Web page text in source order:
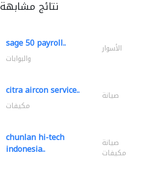
نتائج مشابهة
sage 50 payroll.. الأسوار
والبوابات
citra aircon service.. صيانة
مكيفات
chunlan hi-tech
indonesia.. صيانة
مكيفات